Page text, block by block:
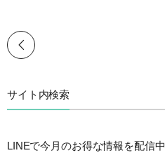
サイト内検索
LINEで今月のお得な情報を配信中